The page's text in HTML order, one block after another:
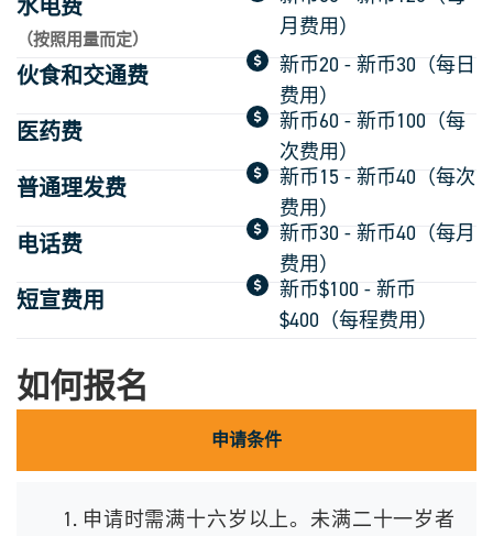
水电费
（按照用量而定）
月费用）
伙食和交通费
新币20 - 新币30（每日
费用）
医药费
新币60 - 新币100（每
次费用）
普通理发费
新币15 - 新币40（每次
费用）
电话费
新币30 - 新币40（每月
费用）
短宣费用
新币$100 - 新币
$400（每程费用）
如何报名
申请条件
申请时需满十六岁以上。未满二十一岁者